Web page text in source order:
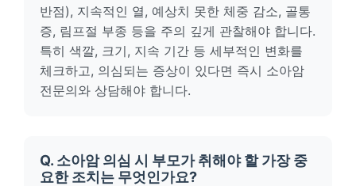
반점), 지속적인 열, 예상치 못한 체중 감소, 골통
증, 림프절 부종 등을 주의 깊게 관찰해야 합니다.
특히 색깔, 크기, 지속 기간 등 세부적인 변화를
체크하고, 의심되는 증상이 있다면 즉시 소아암
전문의와 상담해야 합니다.
Q. 소아암 의심 시 부모가 취해야 할 가장 중
요한 조치는 무엇인가요?